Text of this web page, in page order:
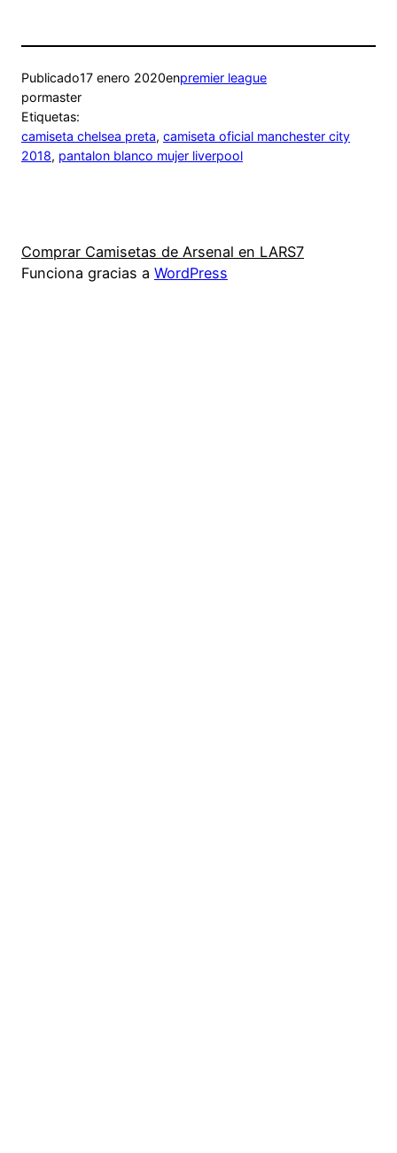
Publicado17 enero 2020enpremier league
pormaster
Etiquetas:
camiseta chelsea preta, camiseta oficial manchester city
2018, pantalon blanco mujer liverpool
Comprar Camisetas de Arsenal en LARS7
Funciona gracias a WordPress